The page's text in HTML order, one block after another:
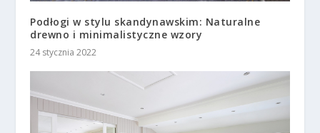
Podłogi w stylu skandynawskim: Naturalne
drewno i minimalistyczne wzory
24 stycznia 2022